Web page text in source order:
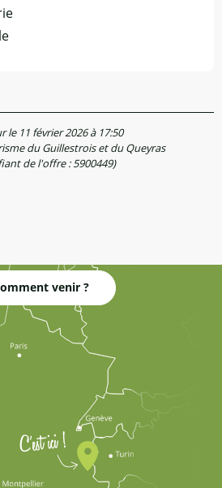
le 11 février 2026 à 17:50
du Guillestrois et du Queyras
de l'offre :5900449)
venir ?